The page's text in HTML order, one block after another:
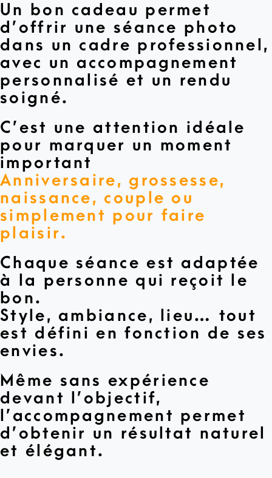
Un bon cadeau permet
d’offrir une séance photo
dans un cadre professionnel,
avec un accompagnement
personnalisé et un rendu
soigné.
C’est une attention idéale
pour marquer un moment
important
Anniversaire, grossesse,
naissance, couple ou
simplement pour faire
plaisir.
Chaque séance est adaptée
à la personne qui reçoit le
bon.
Style, ambiance, lieu… tout
est défini en fonction de ses
envies.
Même sans expérience
devant l’objectif,
l’accompagnement permet
d’obtenir un résultat naturel
et élégant.